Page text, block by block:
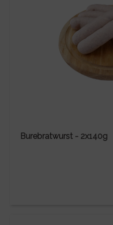
Burebratwurst - 2x140g